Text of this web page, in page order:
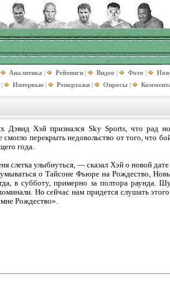
Аналитика | Рейтинги | Видео | Фото |
| Интервью | Репортажи | Опросы |
Дэвид Хэй признался Sky Sports, что рад
перекрыть недовольство от того, что
года.
слегка улыбнуться, — сказал Хэй о новой
о Тайсоне Фьюре на Рождество,
в субботу, примерно за полтора раунда.
Но сейчас нам придется слушать
Рождество».